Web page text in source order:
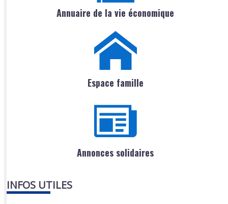
Annuaire de la vie économique
Espace famille
Annonces solidaires
INFOS UTILES